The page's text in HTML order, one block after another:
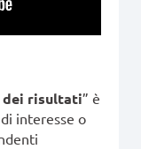
dei risultati” è
interesse o